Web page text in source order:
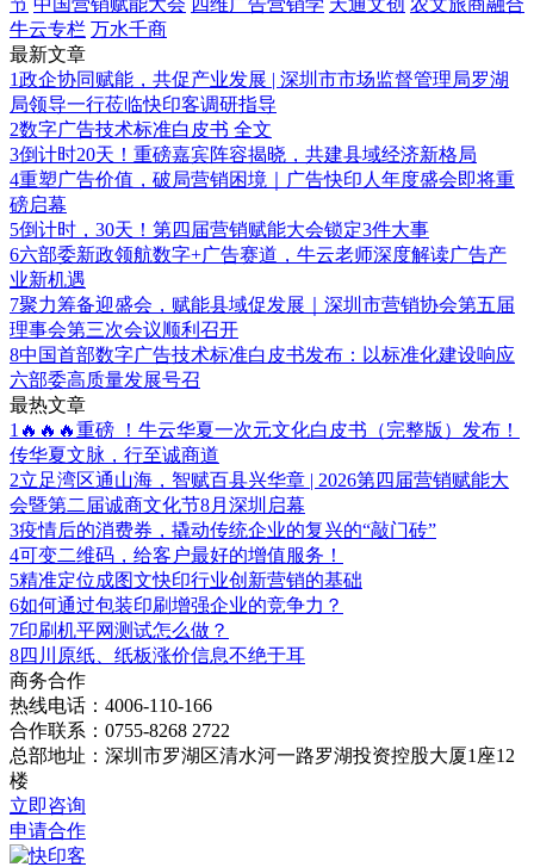
牛云专栏 万水千商
最新文章
1政企协同赋能，共促产业发展 | 深圳市市场监督管理局罗湖
局领导一行莅临快印客调研指导
2数字广告技术标准白皮书 全文
3倒计时20天！重磅嘉宾阵容揭晓，共建县域经济新格局
4重塑广告价值，破局营销困境｜广告快印人年度盛会即将重
磅启幕
5倒计时，30天！第四届营销赋能大会锁定3件大事
6六部委新政领航数字+广告赛道，牛云老师深度解读广告产
业新机遇
7聚力筹备迎盛会，赋能县域促发展｜深圳市营销协会第五届
理事会第三次会议顺利召开
8中国首部数字广告技术标准白皮书发布：以标准化建设响应
六部委高质量发展号召
最热文章
1 🔥🔥🔥重磅 ！牛云华夏一次元文化白皮书（完整版）发布！
传华夏文脉，行至诚商道
2立足湾区通山海，智赋百县兴华章 | 2026第四届营销赋能大
会暨第二届诚商文化节8月深圳启幕
3疫情后的消费券，撬动传统企业的复兴的“敲门砖”
4可变二维码，给客户最好的增值服务！
5精准定位成图文快印行业创新营销的基础
6如何通过包装印刷增强企业的竞争力？
7印刷机平网测试怎么做？
8四川原纸、纸板涨价信息不绝于耳
商务合作
热线电话：4006-110-166
合作联系：0755-8268 2722
总部地址：深圳市罗湖区清水河一路罗湖投资控股大厦1座12
楼
立即咨询
申请合作